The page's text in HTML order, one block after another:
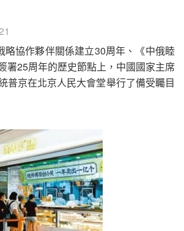
略協作夥伴關係建立30周年、《中俄睦
署25周年的歷史節點上，中國國家主席
普京在北京人民大會堂舉行了備受矚目